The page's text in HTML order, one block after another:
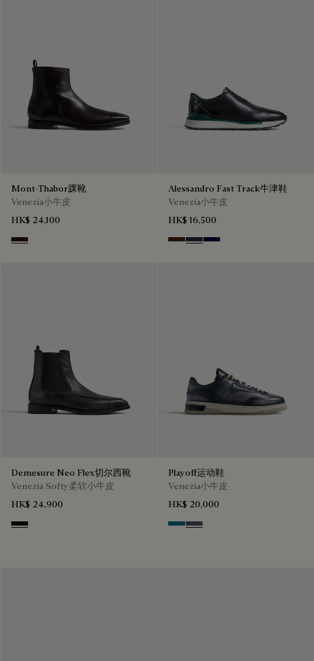
Mont-Thabor踝靴
Venezia小牛皮
HK$ 24,100
Fondant
Alessandro Fast Track牛津鞋
Venezia小牛皮
HK$ 16,500
Marrone Intenso
Nero Fume
Nero Blu
Demesure Neo Flex切尔西靴
Venezia Softy柔软小牛皮
HK$ 24,900
Nero Grigio
Playoff运动鞋
Venezia小牛皮
HK$ 20,000
NebulosaNero Sfumato